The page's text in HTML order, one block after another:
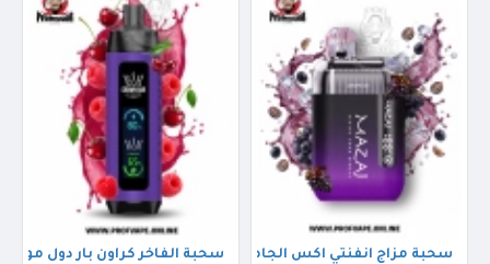
بلو بيري راز بيري
سحبة مزاج انفنتي اكس الجاهزة (9000 سحبة) عنب اسود سحبة الفاخر كراون بار دول مود الجاهزة (8000